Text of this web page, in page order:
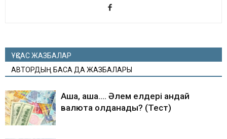
ҰҚСАС ЖАЗБАЛАР
АВТОРДЫҢ БАСҚА ДА ЖАЗБАЛАРЫ
Ақша, ақша…. Әлем елдері қандай
валюта қолданады? (Тест)